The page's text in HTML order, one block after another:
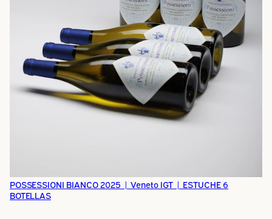
POSSESSIONI BIANCO 2025 | Veneto IGT | ESTUCHE 6
BOTELLAS